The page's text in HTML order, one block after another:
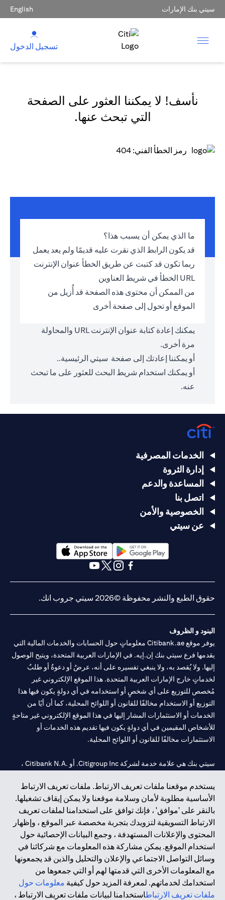
سيتي بنك الإمارات English
تسجيل الدخول
نأسف! لا يمكننا العثور على الصفحة
التي تبحث عنها.
رمز الخطأ الفني: 404
ما الذي يمكن أن يسبب هذا؟
قد يكون الرابط الذي نقرت عليه قديمًا ولم يعد يعمل
ربما تكون قد كتبت عن طريق الخطأ عنوان الإنترنت
URL الخطأ في شريط العناوين
من الممكن أن محتوى هذه الصفحة قد أُزيل من
الموقع أو تحول إلى صفحة أخرى
يمكنك إعادة كتابة عنوان الإنترنت URL والمحاولة
مرة أخرى.
أو يمكننا إعادتك إلى صفحة سيتي الرئيسية..
أو يمكنك استخدام شريط البحث للعثور على ما تبحث
عنه.
يستخدم موقعنا ملفات تعريف الارتباط. ملفات تعريف الارتباط
الأساسية مطلوبة لأمان وسلامة موقعنا ولا يمكن إيقاف تشغيلها.
بالنقر على 'موافق' ، فإنك توافق على استخدامنا لملفات تعريف
الارتباط التسويقية لتزويدك بتجربة مخصصة عبر الموقع ، وإظهار
المحتوى والإعلانات المستهدفة ، وجمع البيانات الإحصائية حول
استخدام الموقع. يمكن مشاركة هذه المعلومات مع شركائنا في
وسائل التواصل الاجتماعي والإعلان والتحليل والذين قد يجمعونها
مع المعلومات الأخرى التي قدمتها لهم أو التي جمعوها من
استخدامك لخدماتهم. لمعرفة المزيد حول كيفية معلومات حول
ملفات تعريف الارتباطاستخدامنا لبيانات ملفات تعريف الارتباط ،
الخدمات المصرفية
إدارة الثروة
المساعدة والدعم
اتصل بنا
الخصوصية والأمن
عن سيتي
(opens in a new tab)
حقوق الطبع والنشر محفوظة ©2026 سيتي جروب انك.
البنود و الظروف
يوفر موقع Citibank.ae معلوماتٍ حول الحسابات والخدمات المالية التي
يقدمها فرع سيتي بنك إن.إيه. في الإمارات العربية المتحدة، ويتيح الوصول
إليها. ولا يُقصد به، ولا ينبغي تفسيره على أنه، عرضٌ أو دعوةٌ أو طلبٌ
لخدماتٍ خارج الإمارات العربية المتحدة. هذا الموقع الإلكتروني غير
مُخصص للتوزيع على أي شخصٍ أو استخدامه في أي دولةٍ يكون فيها هذا
التوزيع أو الاستخدام مخالفًا للقانون أو اللوائح المحلية، كما أن أيًا من
الخدمات أو الاستثمارات المشار إليها في هذا الموقع الإلكتروني غير متاحةٍ
للأشخاص المقيمين في أي دولةٍ يكون فيها تقديم هذه الخدمات أو
الاستثمارات مخالفًا للقانون أو اللوائح المحلية.
سيتي بنك هي علامة خدمة لشركة Citigroup Inc. أو .Citibank N.A ،
سيتي بنك إن. إيه. الإمارات مسجل لدى مصرف الإمارات المركزي تحت
أرقام التراخيص 202563 لفرع الوصل في دبي، 531989 لفرع مول
الإمارات في دبي، وCN-1002019لفرع أبوظبي. هاتف: 4000 311 04.
فرع سيتي بنك إن إيه - الإمارات العربية المتحدة مرخص من مصرف
الإمارات العربية المتحدة المركزي كفرع لبنك أجنبي.
سيتي بنك إن إيه الإمارات العربية المتحدة مرخص من هيئة الأوراق المالية
والسلع في الإمارات العربية المتحدة ("SCA") للقيام بالنشاط المالي لـ أ)
الاستشارات المالية والتعريف والترويج بموجب ترخيص رقم
20200000097 ب) وسيط تداول في الأسواق الدولية بموجب ترخيص